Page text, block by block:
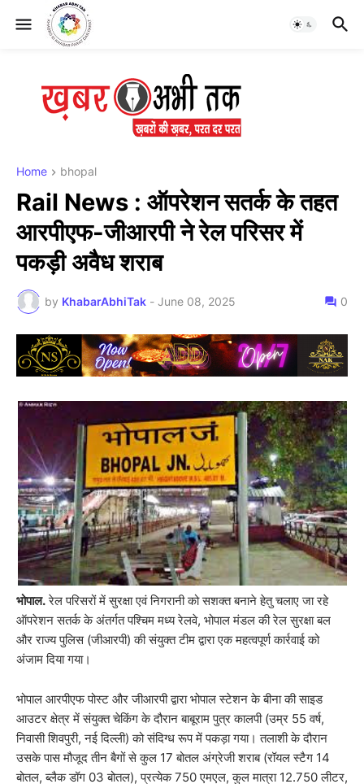
Home bhopal
Rail News : ऑपरेशन सतर्क के तहत
आरपीएफ-जीआरपी ने रेल परिसर में
पकड़ी अवैध शराब
by KhabarAbhiTak - June 08, 2025 0
भोपाल.रेल परिसरों में सुरक्षा एवं निगरानी को सशक्त बनाने हेतु चलाए जा रहे
ऑपरेशन सतर्क के अंतर्गत पश्चिम मध्य रेलवे, भोपाल मंडल की रेल सुरक्षा बल
और राज्य पुलिस (जीआरपी) की संयुक्त टीम द्वारा एक महत्वपूर्ण कार्रवाई को
अंजाम दिया गया।
भोपाल आरपीएफ पोस्ट और जीआरपी द्वारा भोपाल स्टेशन के बीना की साइड
आउटर क्षेत्र में संयुक्त चेकिंग के दौरान बाबूराम पुत्र कालपी (उम्र 55 वर्ष,
निवासी शिवपुरी, नई दिल्ली) को संदिग्ध रूप में पकड़ा गया। तलाशी के दौरान
उसके पास मौजूद तीन बैगों से कुल 17 बोतल अंग्रेजी शराब (रॉयल स्टैग 14
बोतल, ब्लैक डॉग 03 बोतल), प्रत्येक 750 एमएल, कुल मात्रा 12.750 लीटर,